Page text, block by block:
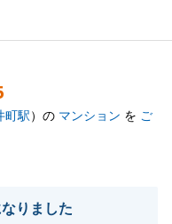
きます。
たします。
町駅）の マンション を ご
りました